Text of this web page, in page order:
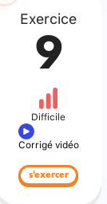
Exercice
9
Difficile
Corrigé vidéo
s'exercer